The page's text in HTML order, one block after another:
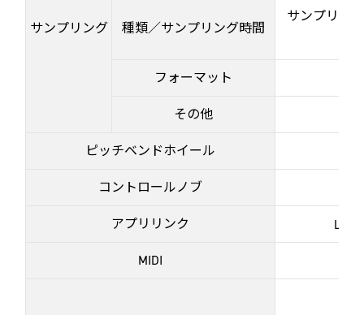
サンプリング 種類／サンプリング時間
サンプリン
フォーマット
その他
ピッチベンドホイール
コントロールノブ
アプリリンク Lyric
MIDI